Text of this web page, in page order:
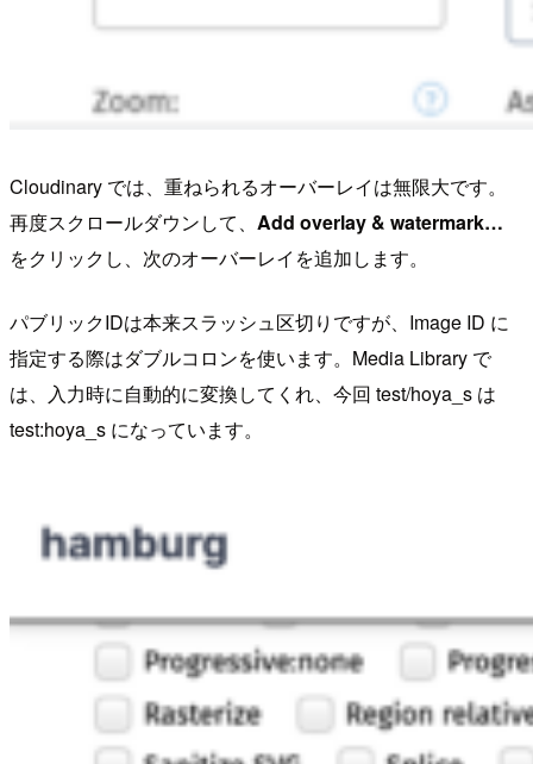
Cloudinary では、重ねられるオーバーレイは無限大です。
再度スクロールダウンして、 Add overlay & watermark…
をクリックし、次のオーバーレイを追加します。
パブリックIDは本来スラッシュ区切りですが、Image ID に
指定する際はダブルコロンを使います。Media Library で
は、入力時に自動的に変換してくれ、今回 test/hoya_s は
test:hoya_s になっています。